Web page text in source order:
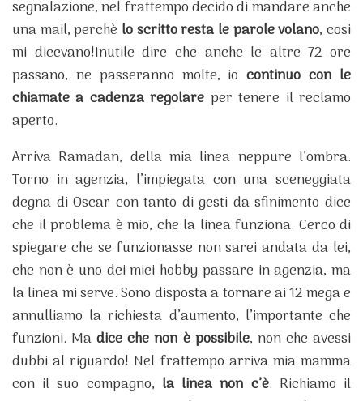
segnalazione, nel frattempo decido di mandare anche
una mail, perchè lo scritto resta le parole volano, cosi
mi dicevano!Inutile dire che anche le altre 72 ore
passano, ne passeranno molte, iocontinuo con le
chiamate a cadenza regolare per tenere il reclamo
aperto.
Arriva Ramadan, della mia linea neppure l’ombra.
Torno in agenzia, l’impiegata con una sceneggiata
degna di Oscar con tanto di gesti da sfinimento dice
che il problema è mio, che la linea funziona. Cerco di
spiegare che se funzionasse non sarei andata da lei,
che non è uno dei miei hobby passare in agenzia, ma
la linea mi serve. Sono disposta a tornare ai 12 mega e
annulliamo la richiesta d’aumento, l’importante che
funzioni. Madice che non è possibile, non che avessi
dubbi al riguardo! Nel frattempo arriva mia mamma
con il suo compagno, la linea non c’è. Richiamo il